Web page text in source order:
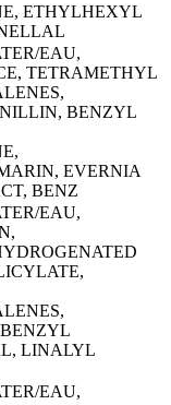
ETHYLHEXYL
EAU,
TETRAMETHYL
BENZYL
EVERNIA
BENZ
EAU,
LINALYL
EAU,